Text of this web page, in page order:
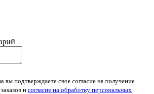
вы подтверждаете свое согласие на получение
и согласие на обработку персональных